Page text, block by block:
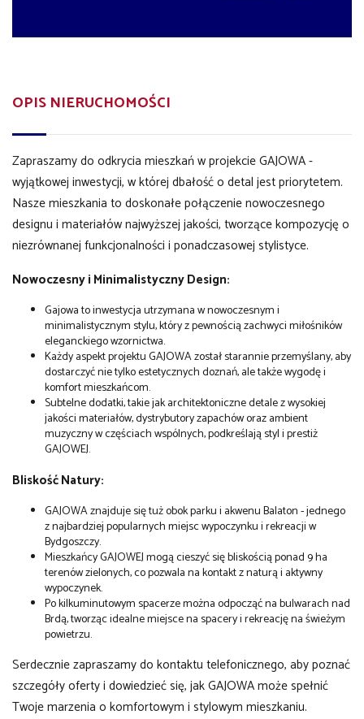
OPIS NIERUCHOMOŚCI
Zapraszamy do odkrycia mieszkań w projekcie GAJOWA -
wyjątkowej inwestycji, w której dbałość o detal jest priorytetem.
Nasze mieszkania to doskonałe połączenie nowoczesnego
designu i materiałów najwyższej jakości, tworzące kompozycję o
niezrównanej funkcjonalności i ponadczasowej stylistyce.
Nowoczesny i Minimalistyczny Design:
Gajowa to inwestycja utrzymana w nowoczesnym i
minimalistycznym stylu, który z pewnością zachwyci miłośników
eleganckiego wzornictwa.
Każdy aspekt projektu GAJOWA został starannie przemyślany, aby
dostarczyć nie tylko estetycznych doznań, ale także wygodę i
komfort mieszkańcom.
Subtelne dodatki, takie jak architektoniczne detale z wysokiej
jakości materiałów, dystrybutory zapachów oraz ambient
muzyczny w częściach wspólnych, podkreślają styl i prestiż
GAJOWEJ.
Bliskość Natury:
GAJOWA znajduje się tuż obok parku i akwenu Balaton - jednego
z najbardziej popularnych miejsc wypoczynku i rekreacji w
Bydgoszczy.
Mieszkańcy GAJOWEJ mogą cieszyć się bliskością ponad 9 ha
terenów zielonych, co pozwala na kontakt z naturą i aktywny
wypoczynek.
Po kilkuminutowym spacerze można odpocząć na bulwarach nad
Brdą, tworząc idealne miejsce na spacery i rekreację na świeżym
powietrzu.
Serdecznie zapraszamy do kontaktu telefonicznego, aby poznać
szczegóły oferty i dowiedzieć się, jak GAJOWA może spełnić
Twoje marzenia o komfortowym i stylowym mieszkaniu.